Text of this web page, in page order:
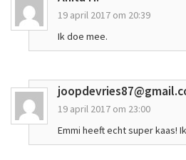
19 april 2017 om 20:39
Ik doe mee.
19 april 2017 om 23:00
Emmi heeft echt super kaas!